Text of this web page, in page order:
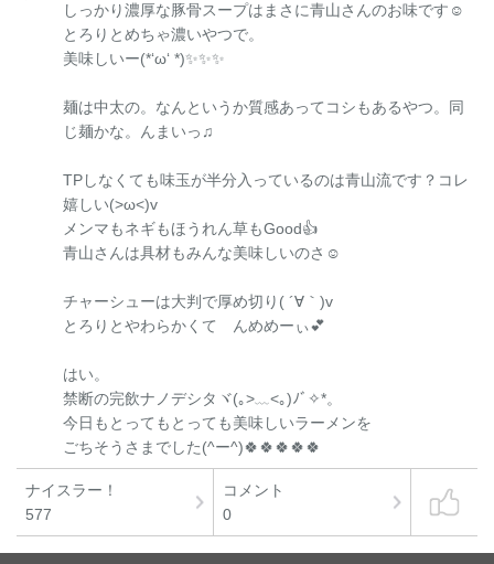
しっかり濃厚な豚骨スープはまさに青山さんのお味です☺
とろりとめちゃ濃いやつで。
美味しいー(*‘ω‘ *)✨️✨️✨️
麺は中太の。なんというか質感あってコシもあるやつ。同
じ麺かな。んまいっ♫
TPしなくても味玉が半分入っているのは青山流です？コレ
嬉しい(>ω<)v
メンマもネギもほうれん草もGood👍️
青山さんは具材もみんな美味しいのさ☺
チャーシューは大判で厚め切り( ´∀｀)v
とろりとやわらかくて んめめーぃ💕
はい。
禁断の完飲ナノデシタヾ(｡>﹏<｡)ﾉﾞ✧*。
今日もとってもとっても美味しいラーメンを
ごちそうさまでした(^ー^)🍀🍀🍀🍀🍀
ナイスラー！
577
コメント
0